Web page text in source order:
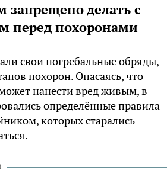
запрещено делать с
перед похоронами
свои погребальные обряды,
похорон. Опасаясь, что
нанести вред живым, в
определённые правила
которых старались